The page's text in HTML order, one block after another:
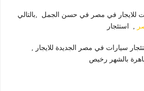
للايجار في مصر في حسن الجمل ,بالتالي
, استئجار
سيارات في مصر الجديدة للايجار ,
بالشهر رخيص